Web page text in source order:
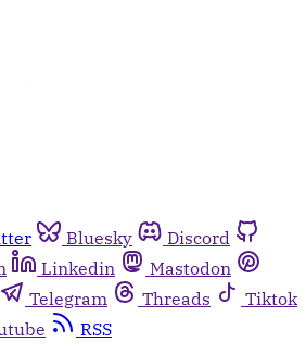
Bluesky
Discord
Linkedin
Mastodon
Telegram Threads
Tiktok
RSS